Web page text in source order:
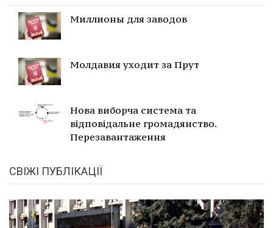
Миллионы для заводов
Молдавия уходит за Прут
Нова виборча система та
відповідальне громадянство.
Перезавантаження
СВІЖІ ПУБЛІКАЦІЇ